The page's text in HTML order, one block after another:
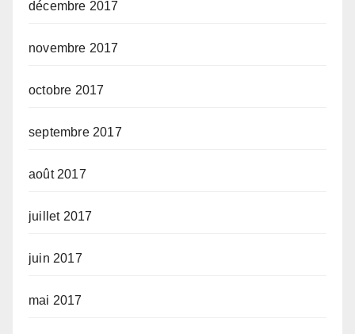
décembre 2017
novembre 2017
octobre 2017
septembre 2017
août 2017
juillet 2017
juin 2017
mai 2017